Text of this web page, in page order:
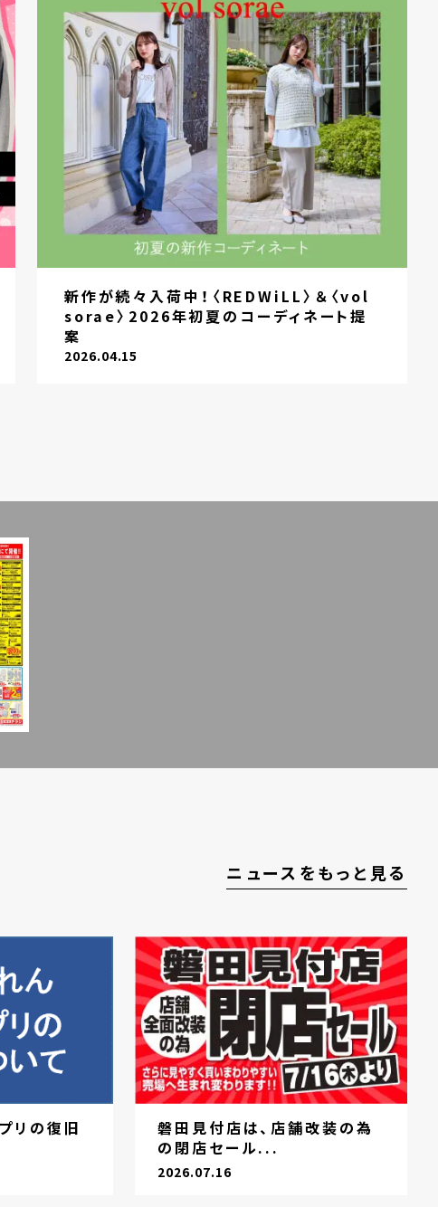
新作が続々入荷中！〈REDWiLL〉＆〈vol
sorae〉2026年初夏のコーディネート提
案
2026.04.15
リの復旧
磐田見付店は、店舗改装の為
の閉店セール...
2026.07.16
ニュースをもっと見る